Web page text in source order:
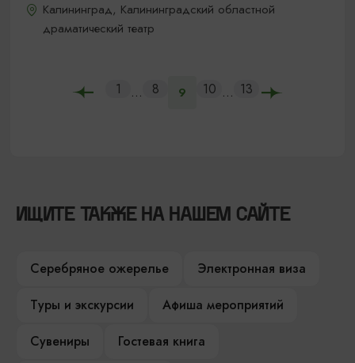
Калининград, Калининградский областной
драматический театр
1 ... 8 9 10 ... 13
ИЩИТЕ ТАКЖЕ НА НАШЕМ САЙТЕ
Серебряное ожерелье
Электронная виза
Туры и экскурсии
Афиша мероприятий
Сувениры
Гостевая книга